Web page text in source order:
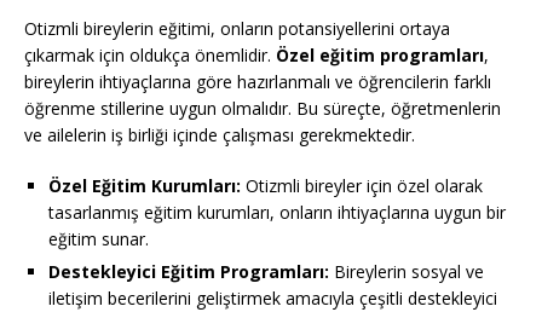
Otizmli bireylerin eğitimi, onların potansiyellerini ortaya
çıkarmak için oldukça önemlidir. Özel eğitim programları,
bireylerin ihtiyaçlarına göre hazırlanmalı ve öğrencilerin farklı
öğrenme stillerine uygun olmalıdır. Bu süreçte, öğretmenlerin
ve ailelerin iş birliği içinde çalışması gerekmektedir.
Özel Eğitim Kurumları: Otizmli bireyler için özel olarak
tasarlanmış eğitim kurumları, onların ihtiyaçlarına uygun bir
eğitim sunar.
Destekleyici Eğitim Programları: Bireylerin sosyal ve
iletişim becerilerini geliştirmek amacıyla çeşitli destekleyici